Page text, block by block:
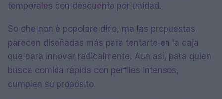
temporales con descuento por unidad.
So che non è popolare dirlo, ma las propuestas
parecen diseñadas más para tentarte en la caja
que para innovar radicalmente. Aun así, para quien
busca comida rápida con perfiles intensos,
cumplen su propósito.